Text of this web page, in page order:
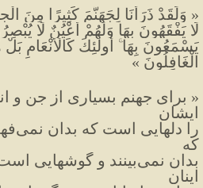
« وَلَقَدْ ذَرَأْنَا لِجَهَنَّمَ كَثِيرًا مِنَ
لَا يَفْقَهُونَ بِهَا وَلَهُمْ أَعْيُنٌ لَا
الْغَافِلُونَ »
ايشان
كه
اينان